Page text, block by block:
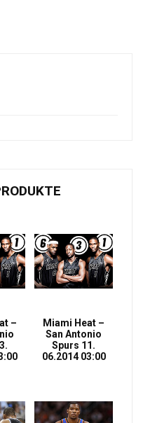
–
Miami Heat –
San Antonio
Spurs 11.
06.2014 03:00